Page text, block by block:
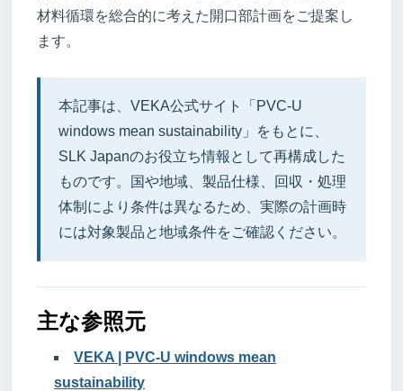
材料循環を総合的に考えた開口部計画をご提案し
ます。
本記事は、VEKA公式サイト「PVC-U
windows mean sustainability」をもとに、
SLK Japanのお役立ち情報として再構成した
ものです。国や地域、製品仕様、回収・処理
体制により条件は異なるため、実際の計画時
には対象製品と地域条件をご確認ください。
主な参照元
VEKA | PVC-U windows mean
sustainability